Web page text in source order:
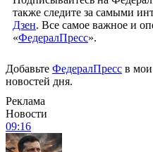
также следите за самыми
Дзен. Все самое важное и
«ФедералПресс».
Добавьте ФедералПресс в
новостей дня.
Реклама
Новости
09:16